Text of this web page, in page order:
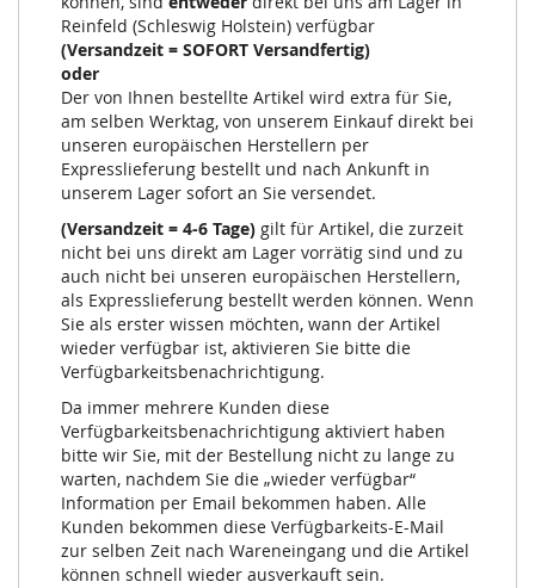
Reinfeld (Schleswig Holstein) verfügbar
(Versandzeit = SOFORT Versandfertig)
oder
Der von Ihnen bestellte Artikel wird extra für Sie,
am selben Werktag, von unserem Einkauf direkt bei
unseren europäischen Herstellern per
Expresslieferung bestellt und nach Ankunft in
unserem Lager sofort an Sie versendet.
(Versandzeit = 4-6 Tage) gilt für Artikel, die zurzeit
nicht bei uns direkt am Lager vorrätig sind und zu
auch nicht bei unseren europäischen Herstellern,
als Expresslieferung bestellt werden können. Wenn
Sie als erster wissen möchten, wann der Artikel
wieder verfügbar ist, aktivieren Sie bitte die
Verfügbarkeitsbenachrichtigung.
Da immer mehrere Kunden diese
Verfügbarkeitsbenachrichtigung aktiviert haben
bitte wir Sie, mit der Bestellung nicht zu lange zu
warten, nachdem Sie die „wieder verfügbar“
Information per Email bekommen haben. Alle
Kunden bekommen diese Verfügbarkeits-E-Mail
zur selben Zeit nach Wareneingang und die Artikel
können schnell wieder ausverkauft sein.